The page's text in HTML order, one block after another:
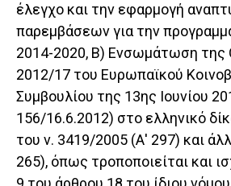
έλεγχο και την εφαρμογή
παρεμβάσεων για την
2014-2020, Β) Ενσωμάτωση της
2012/17 του Ευρωπαϊκού
Συμβουλίου της 13ης Ιουνίου
156/16.6.2012) στο ελληνικό
του ν. 3419/2005 (Α' 297) και
265), όπως τροποποιείται και